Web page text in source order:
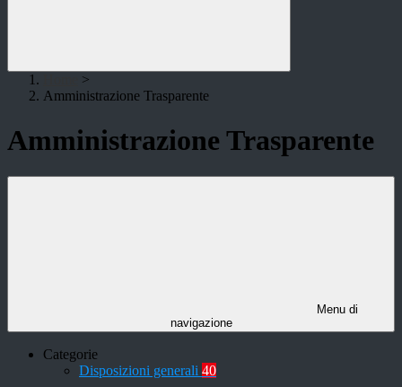
>
Amministrazione Trasparente
Amministrazione Trasparente
Menu di
navigazione
Categorie
Disposizioni generali 40